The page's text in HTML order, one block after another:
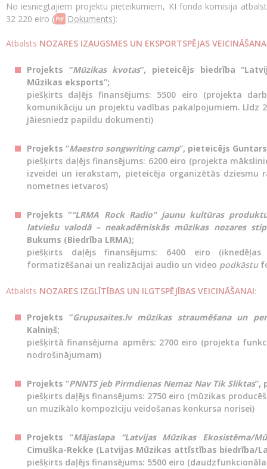
No iesniegtajiem projektu pieteikumiem, KI fonda komisija
32 220 eiro (
Dokuments):
Atbalsts NOZARES IZAUGSMES UN EKSPORTSPĒJAS
Projekts “Mūzikas kvotas”, pieteicējs biedrība
Mūzikas eksports”;
piešķirts daļējs finansējums: 5500 eiro (projekta
komunikāciju un projektu vadības pakalpojumiem. Līdz
jāiesniedz papildu dokumenti)
Projekts “Maestro songwriting camp”, pieteicējs
piešķirts daļējs finansējums: 6200 eiro (projekta
izveidei un ierakstam, pieteicēja organizētās dziesmu
nometnes ietvaros)
Projekts ““LRMA Rock Radio” jaunu kultūras
latviešu valodā – neakadēmiskās mūzikas nozares
Bukums (Biedrība LRMA);
piešķirts daļējs finansējums: 6400 eiro
formatizēšanai un realizācijai audio un video podkāstu
Atbalsts NOZARES IZGLĪTĪBAS UN ILGTSPĒJĪBAS VEICINĀŠANAI:
Projekts “Grupusaites.lv mūzikas straumēšana un
Kalniņš;
piešķirtā finansējuma apmērs: 2700 eiro (projekta
nodrošinājumam)
Projekts “PNNTS jeb Pirmdienas Nemaz Nav Tik Sliktas”,
piešķirts daļējs finansējums: 2750 eiro (mūzikas
un muzikālo kompozīciju veidošanas konkursa norisei)
Projekts “Mājaslapa “Latvijas Mūzikas Ekosistēma/
Cimuška-Rekke (Latvijas Mūzikas attīstības biedrība/
piešķirts daļējs finansējums: 5500 eiro